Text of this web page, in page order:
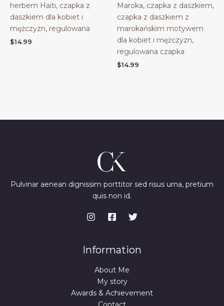
herbem Haiti, czapka z
daszkiem dla kobiet i
mężczyzn, regulowana
$14.99
Maroka, czapka z daszkiem,
czapka z daszkiem z
marokańskim motywem
dla kobiet i mężczyzn,
regulowana czapka
$14.99
Pulvinar aenean dignissim porttitor sed risus urna, pretium
quis non id.
Information
About Me
My story
Awards & Achievement